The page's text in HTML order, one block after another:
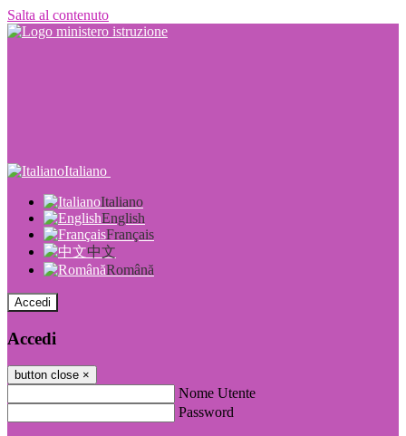
Salta al contenuto
Italiano
Italiano
English
Français
中文
Română
Accedi
Accedi
button close ×
Nome Utente
Password